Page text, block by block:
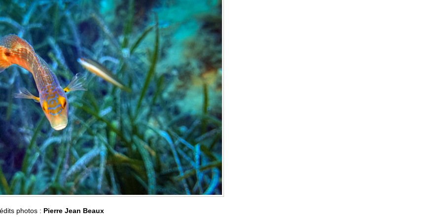
photos : Pierre Jean Beaux